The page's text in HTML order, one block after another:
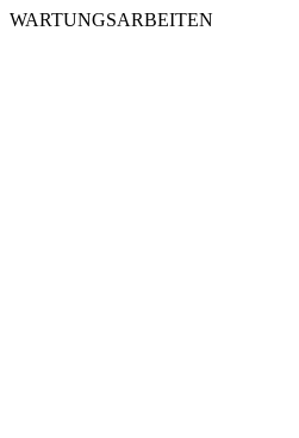
WARTUNGSARBEITEN